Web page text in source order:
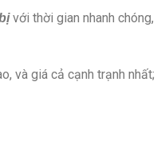
với thời gian nhanh chóng,
và giá cả cạnh trạnh nhất;